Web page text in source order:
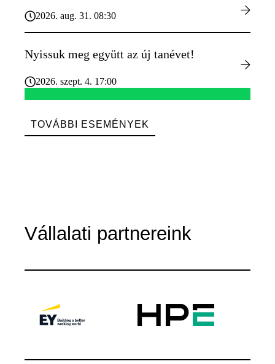
2026. aug. 31. 08:30
Nyissuk meg együtt az új tanévet!
2026. szept. 4. 17:00
TOVÁBBI ESEMÉNYEK
Vállalati partnereink